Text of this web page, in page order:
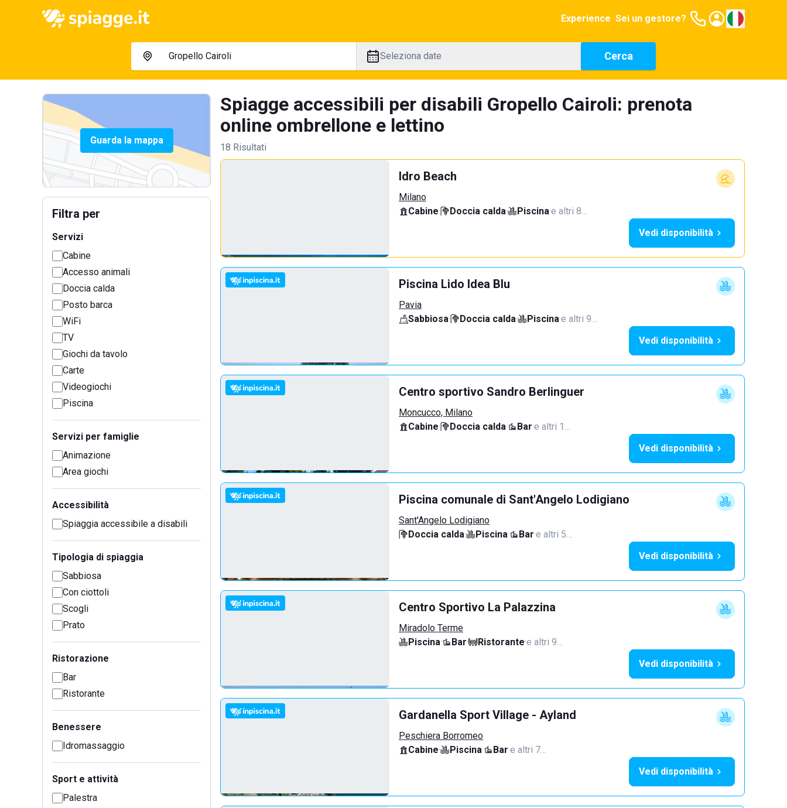
Experience Sei un gestore?
Seleziona date Cerca
Guarda la mappa
Filtra per
Servizi
Cabine
Accesso animali
Doccia calda
Posto barca
WiFi
TV
Giochi da tavolo
Carte
Videogiochi
Piscina
Servizi per famiglie
Animazione
Area giochi
Accessibilità
Spiaggia accessibile a disabili
Tipologia di spiaggia
Sabbiosa
Con ciottoli
Scogli
Prato
Ristorazione
Bar
Ristorante
Benessere
Idromassaggio
Sport e attività
Palestra
Spiagge accessibili per disabili Gropello Cairoli: prenota
online ombrellone e lettino
18 Risultati
Idro Beach
Milano
Cabine· Doccia calda· Piscina·e altri 8…
Vedi disponibilità
Piscina Lido Idea Blu
Pavia
Sabbiosa· Doccia calda· Piscina·e altri 9…
Vedi disponibilità
Centro sportivo Sandro Berlinguer
Moncucco, Milano
Cabine· Doccia calda· Bar·e altri 1…
Vedi disponibilità
Piscina comunale di Sant'Angelo Lodigiano
Sant'Angelo Lodigiano
Doccia calda· Piscina· Bar·e altri 5…
Vedi disponibilità
Centro Sportivo La Palazzina
Miradolo Terme
Piscina· Bar· Ristorante·e altri 9…
Vedi disponibilità
Gardanella Sport Village - Ayland
Peschiera Borromeo
Cabine· Piscina· Bar·e altri 7…
Vedi disponibilità